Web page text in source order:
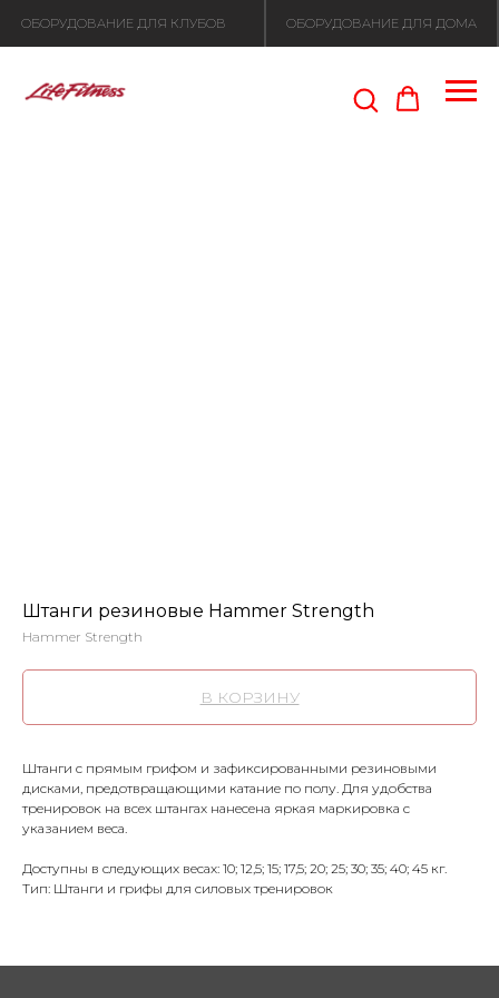
Штанги резиновые Hammer Strength
Hammer Strength
В КОРЗИНУ
Штанги с прямым грифом и зафиксированными резиновыми
дисками, предотвращающими катание по полу. Для удобства
тренировок на всех штангах нанесена яркая маркировка с
указанием веса.
Доступны в следующих весах: 10; 12,5; 15; 17,5; 20; 25; 30; 35; 40; 45 кг.
Тип: Штанги и грифы для силовых тренировок